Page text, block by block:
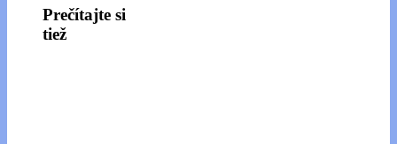
Prečítajte si
tiež